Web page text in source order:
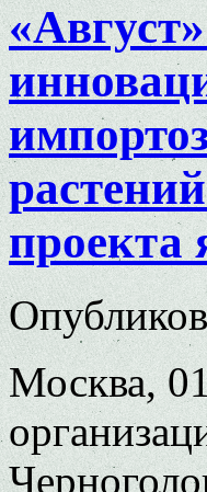
проекта
Москва,